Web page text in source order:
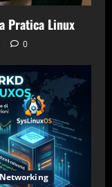
Pratica Linux
0
Networking